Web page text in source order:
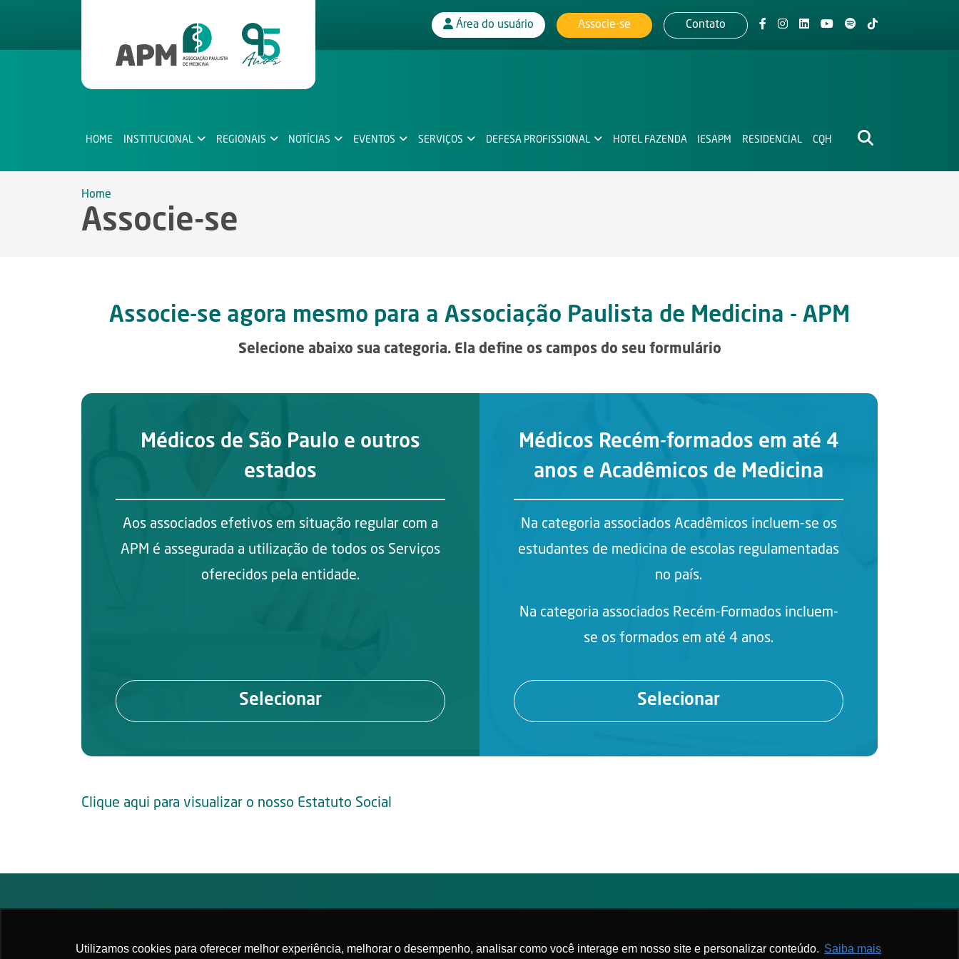
Utilizamos cookies para oferecer melhor experiência, melhorar o desempenho, analisar como você interage em nosso site e personalizar conteúdo. Saiba mais
Área do usuário Associe-se Contato
HOME INSTITUCIONAL REGIONAIS NOTÍCIAS EVENTOS SERVIÇOS DEFESA PROFISSIONAL HOTEL FAZENDA IESAPM RESIDENCIAL CQH
Home
Associe-se
Associe-se agora mesmo para a Associação Paulista de Medicina - APM
Selecione abaixo sua categoria. Ela define os campos do seu formulário
Médicos de São Paulo e outros
estados
Aos associados efetivos em situação regular com a
APM é assegurada a utilização de todos os Serviços
oferecidos pela entidade.
Selecionar
Médicos Recém-formados em até 4
anos e Acadêmicos de Medicina
Na categoria associados Acadêmicos incluem-se os
estudantes de medicina de escolas regulamentadas
no país.
Na categoria associados Recém-Formados incluem-
se os formados em até 4 anos.
Selecionar
Clique aqui para visualizar o nosso Estatuto Social